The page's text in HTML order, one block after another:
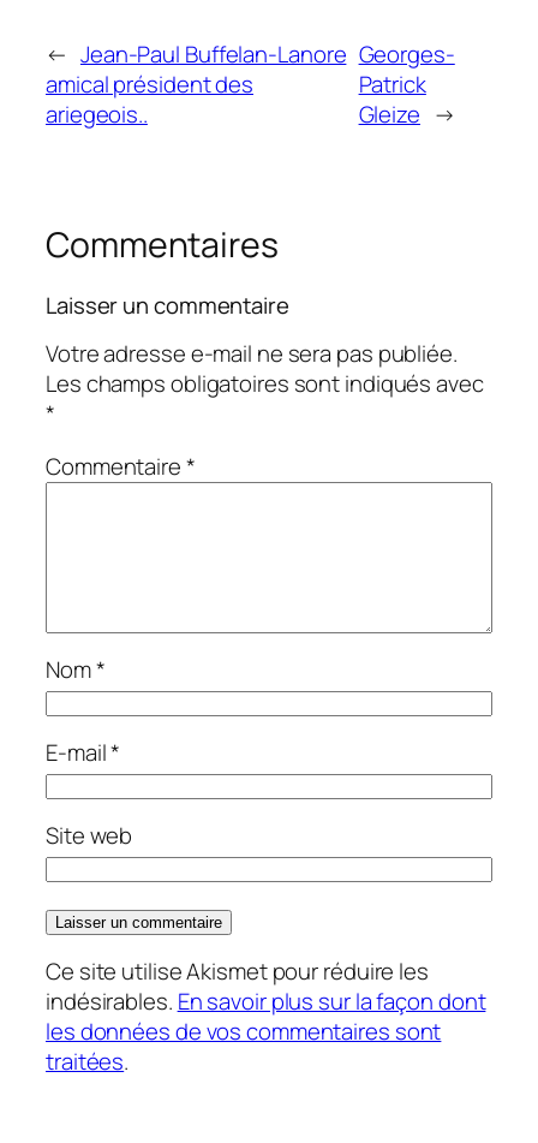
← Jean-Paul Buffelan-Lanore
amical président des
ariegeois..
Georges-
Patrick
Gleize →
Commentaires
Laisser un commentaire
Votre adresse e-mail ne sera pas publiée.
Les champs obligatoires sont indiqués avec
*
Commentaire*
Nom*
E-mail*
Site web
Ce site utilise Akismet pour réduire les
indésirables. En savoir plus sur la façon dont
les données de vos commentaires sont
traitées.